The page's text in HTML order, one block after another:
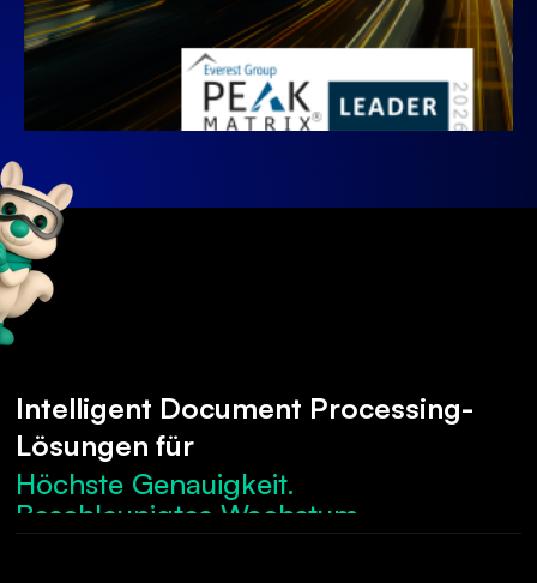
Intelligent Document Processing-
Lösungen für
Höchste Genauigkeit.
Beschleunigtes Wachstum.
Robuste Compliance.